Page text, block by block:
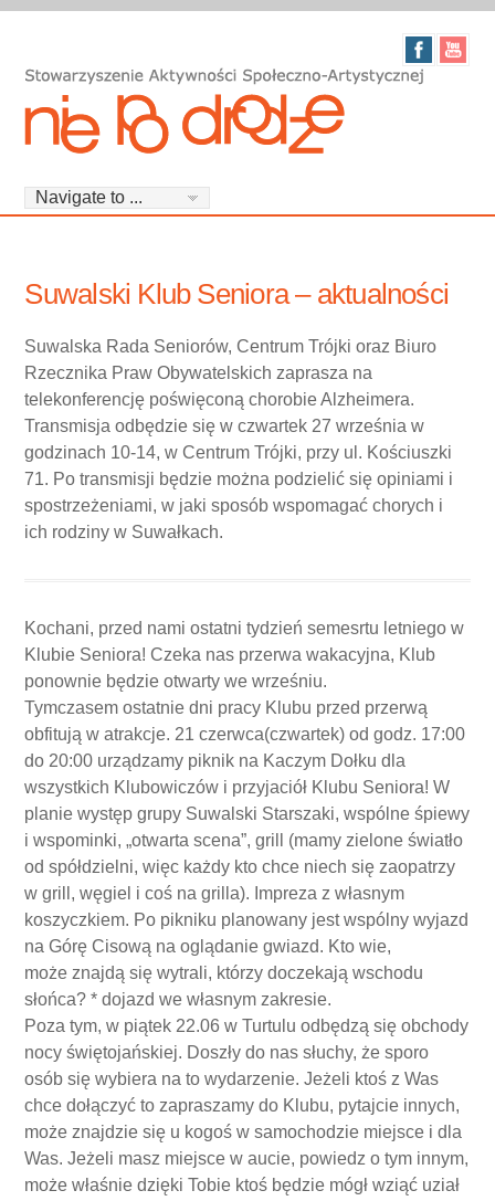
Suwalski Klub Seniora – aktualności
Suwalska Rada Seniorów, Centrum Trójki oraz Biuro
Rzecznika Praw Obywatelskich zaprasza na
telekonferencję poświęconą chorobie Alzheimera.
Transmisja odbędzie się w czwartek 27 września w
godzinach 10-14, w Centrum Trójki, przy ul. Kościuszki
71. Po transmisji będzie można podzielić się opiniami i
spostrzeżeniami, w jaki sposób wspomagać chorych i
ich rodziny w Suwałkach.
Kochani, przed nami ostatni tydzień semesrtu letniego w
Klubie Seniora! Czeka nas przerwa wakacyjna, Klub
ponownie będzie otwarty we wrześniu.
Tymczasem ostatnie dni pracy Klubu przed przerwą
obfitują w atrakcje. 21 czerwca(czwartek) od godz. 17:00
do 20:00 urządzamy piknik na Kaczym Dołku dla
wszystkich Klubowiczów i przyjaciół Klubu Seniora! W
planie występ grupy Suwalski Starszaki, wspólne śpiewy
i wspominki, „otwarta scena”, grill (mamy zielone światło
od spółdzielni, więc każdy kto chce niech się zaopatrzy
w grill, węgiel i coś na grilla). Impreza z własnym
koszyczkiem. Po pikniku planowany jest wspólny wyjazd
na Górę Cisową na oglądanie gwiazd. Kto wie,
może znajdą się wytrali, którzy doczekają wschodu
słońca? * dojazd we własnym zakresie.
Poza tym, w piątek 22.06 w Turtulu odbędzą się obchody
nocy świętojańskiej. Doszły do nas słuchy, że sporo
osób się wybiera na to wydarzenie. Jeżeli ktoś z Was
chce dołączyć to zapraszamy do Klubu, pytajcie innych,
może znajdzie się u kogoś w samochodzie miejsce i dla
Was. Jeżeli masz miejsce w aucie, powiedz o tym innym,
może właśnie dzięki Tobie ktoś będzie mógł wziąć uział